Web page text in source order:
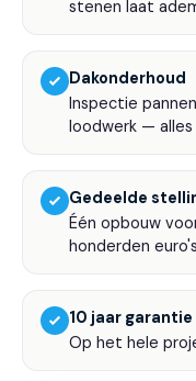
stenen laat
Dakonderhoud
Inspectie
loodwerk — alles
Gedeelde
Één opbouw
honderden
10 jaar garantie
Op het hele